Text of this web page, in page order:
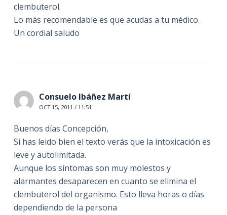
clembuterol.
Lo más recomendable es que acudas a tu médico.
Un cordial saludo
Consuelo Ibáñez Martí
OCT 15, 2011 / 11:51
Buenos días Concepción,
Si has leido bien el texto verás que la intoxicación es
leve y autolimitada.
Aunque los síntomas son muy molestos y
alarmantes desaparecen en cuanto se elimina el
clembuterol del organismo. Esto lleva horas o días
dependiendo de la persona